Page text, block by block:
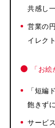
共感し
営業の
イレク
「お
「短編
飽きず
サービ